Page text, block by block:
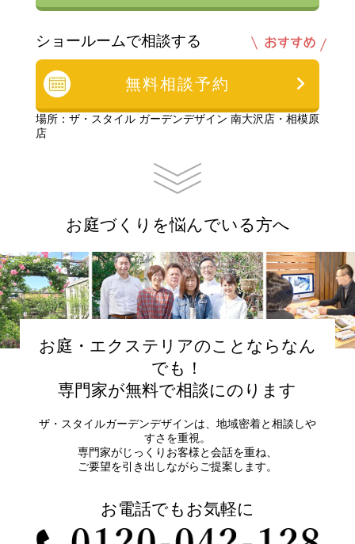
ショールームで相談する
無料相談予約
場所：ザ・スタイル ガーデンデザイン 南大沢店・相模原
店
お庭づくりを悩んでいる方へ
お庭・エクステリアのことならなん
でも！
専門家が無料で相談にのります
ザ・スタイルガーデンデザインは、地域密着と相談しや
すさを重視。
専門家がじっくりお客様と会話を重ね、
ご要望を引き出しながらご提案します。
お電話でもお気軽に